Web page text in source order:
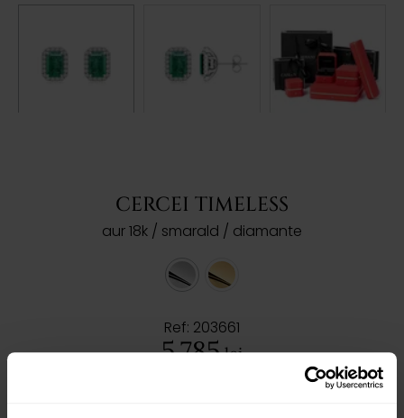
CERCEI TIMELESS
aur 18k / smarald / diamante
Ref: 203661
5.785lei